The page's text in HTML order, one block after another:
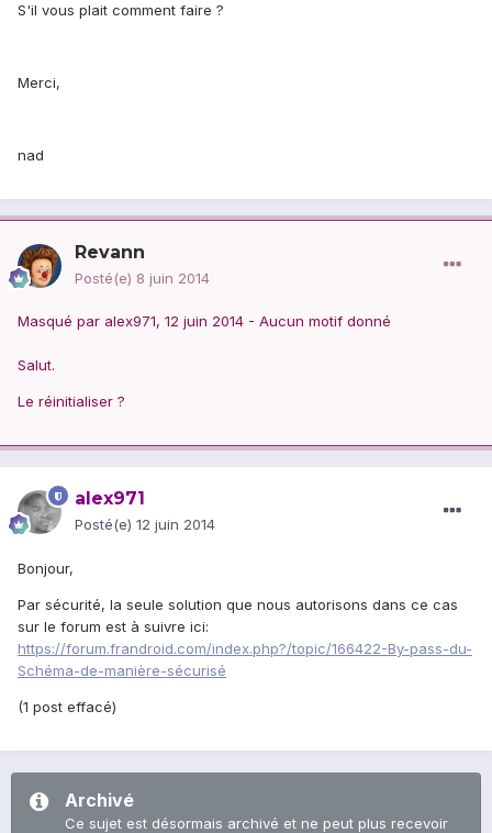
S'il vous plait comment faire ?
Merci,
nad
Revann
Posté(e) 8 juin 2014
Masqué par alex971, 12 juin 2014 - Aucun motif donné
Salut.
Le réinitialiser ?
alex971
Posté(e) 12 juin 2014
Bonjour,
Par sécurité, la seule solution que nous autorisons dans ce cas
sur le forum est à suivre ici:
https://forum.frandroid.com/index.php?/topic/166422-By-pass-du-
Schéma-de-manière-sécurisé
(1 post effacé)
Archivé
Ce sujet est désormais archivé et ne peut plus recevoir